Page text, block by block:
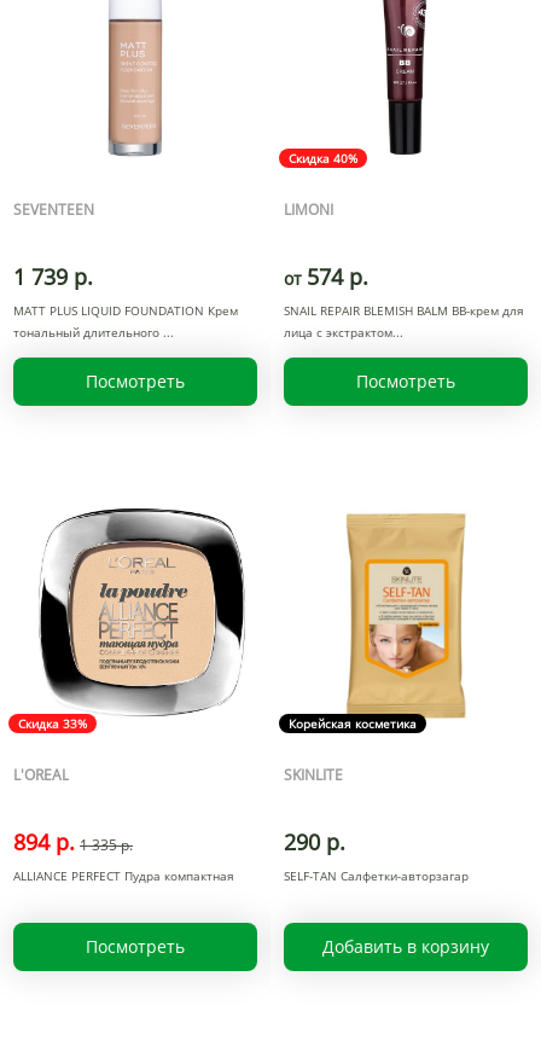
SEVENTEEN
1 739 р.
MATT PLUS LIQUID FOUNDATION Крем
тональный длительного
Посмотреть
Скидка 40%
LIMONI
от 574 р.
SNAIL REPAIR BLEMISH BALM BB-крем для
лица с экстрактом
Посмотреть
Скидка 33%
L'OREAL
894 р. 1 335 р.
ALLIANCE PERFECT Пудра компактная
Посмотреть
Корейская косметика
SKINLITE
290 р.
SELF-TAN Салфетки-авторзагар
Добавить в корзину